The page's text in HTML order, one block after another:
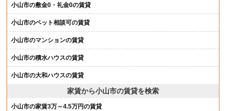
小山市の敷金0・礼金0の賃貸
小山市のペット相談可の賃貸
小山市のマンションの賃貸
小山市の積水ハウスの賃貸
小山市の大和ハウスの賃貸
家賃から小山市の賃貸を検索
小山市の家賃3万～4.5万円の賃貸